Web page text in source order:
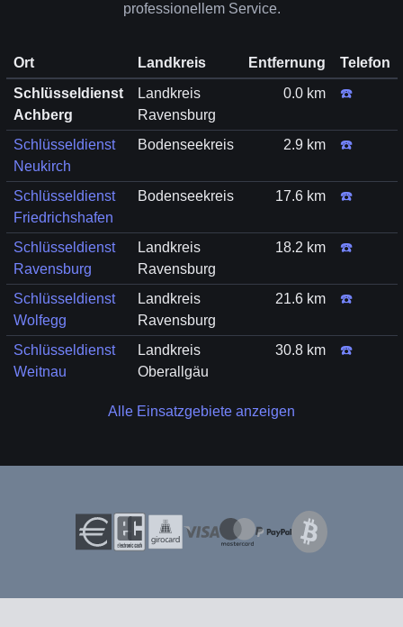
professionellem Service.
Ort Landkreis Entfernung
Telefon
Schlüsseldienst
Achberg
Landkreis
Ravensburg
0.0 km ☎️
Schlüsseldienst
Neukirch
Bodenseekreis 2.9 km ☎️
Schlüsseldienst
Friedrichshafen
Bodenseekreis 17.6 km ☎️
Schlüsseldienst
Ravensburg
Landkreis
Ravensburg
18.2 km ☎️
Schlüsseldienst
Wolfegg
Landkreis
Ravensburg
21.6 km ☎️
Schlüsseldienst
Weitnau
Landkreis
Oberallgäu
30.8 km ☎️
Alle Einsatzgebiete anzeigen